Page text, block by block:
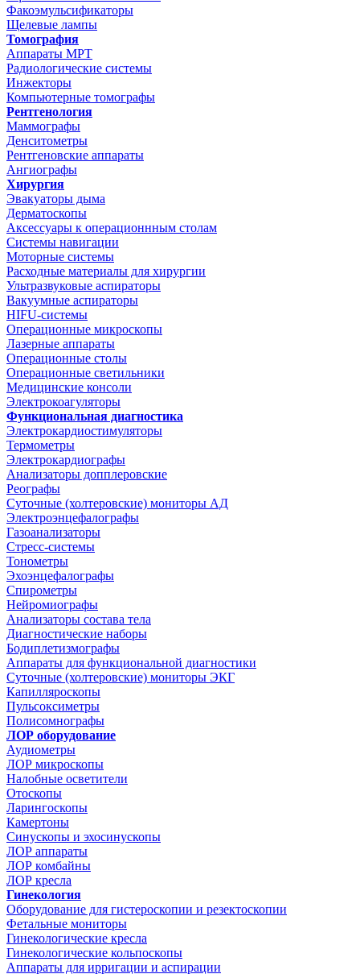
Факоэмульсификаторы
Щелевые лампы
Томография
Аппараты МРТ
Радиологические системы
Инжекторы
Компьютерные томографы
Рентгенология
Маммографы
Денситометры
Рентгеновские аппараты
Ангиографы
Хирургия
Эвакуаторы дыма
Дерматоскопы
Аксессуары к операционнным столам
Системы навигации
Моторные системы
Расходные материалы для хирургии
Ультразвуковые аспираторы
Вакуумные аспираторы
HIFU-системы
Операционные микроскопы
Лазерные аппараты
Операционные столы
Операционные светильники
Медицинские консоли
Электрокоагуляторы
Функциональная диагностика
Электрокардиостимуляторы
Термометры
Электрокардиографы
Анализаторы допплеровские
Реографы
Суточные (холтеровские) мониторы АД
Электроэнцефалографы
Газоанализаторы
Стресс-системы
Тонометры
Эхоэнцефалографы
Спирометры
Нейромиографы
Анализаторы состава тела
Диагностические наборы
Бодиплетизмографы
Аппараты для функциональной диагностики
Суточные (холтеровские) мониторы ЭКГ
Капилляроскопы
Пульсоксиметры
Полисомнографы
ЛОР оборудование
Аудиометры
ЛОР микроскопы
Налобные осветители
Отоскопы
Ларингоскопы
Камертоны
Синускопы и эхосинускопы
ЛОР аппараты
ЛОР комбайны
ЛОР кресла
Гинекология
Оборудование для гистероскопии и резектоскопии
Фетальные мониторы
Гинекологические кресла
Гинекологические кольпоскопы
Аппараты для ирригации и аспирации